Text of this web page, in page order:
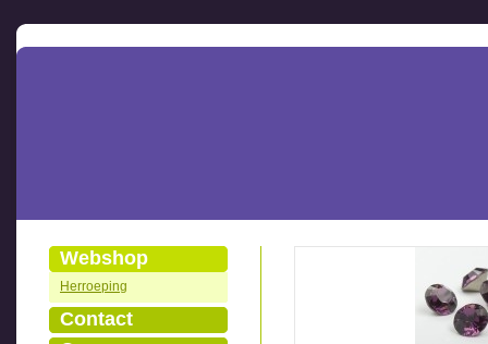
Webshop
Herroeping
Contact